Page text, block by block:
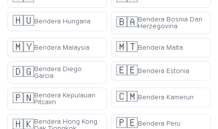
🇭🇺Bendera Hungaria 🇧🇦Bendera Bosnia Dan
Herzegovina
🇲🇾Bendera Malaysia 🇲🇹Bendera Malta
🇩🇬Bendera Diego
Garcia
🇪🇪Bendera Estonia
🇵🇳Bendera Kepulauan
Pitcairn
🇨🇲Bendera Kamerun
🇭🇰Bendera Hong Kong
🇵🇪Bendera Peru